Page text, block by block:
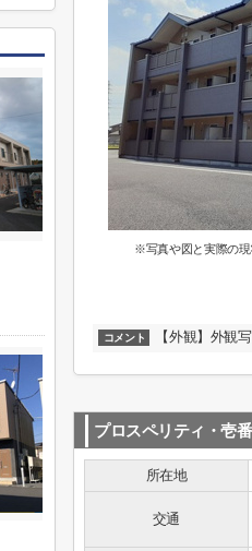
※写真や図と実際の現
コメント 【外観】外観
プロスペリティ・壱
所在地
交通